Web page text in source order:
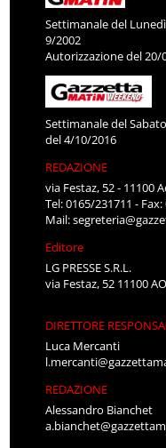
Settimanale del
9/2002
Autorizzazione del 20/
Settimanale del
del 4/10/2016
REDAZIONE
via Festaz, 52 - 11100
Tel: 0165/231711 -
Mail:
Editore
LG PRESSE S.R.L.
via Festaz, 52 11100
DIRETTORE
Luca Mercanti
REDAZIONE
Alessandro Bianchet